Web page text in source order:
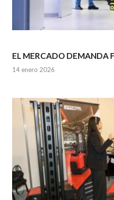
EL MERCADO DEMANDA
14 enero 2026